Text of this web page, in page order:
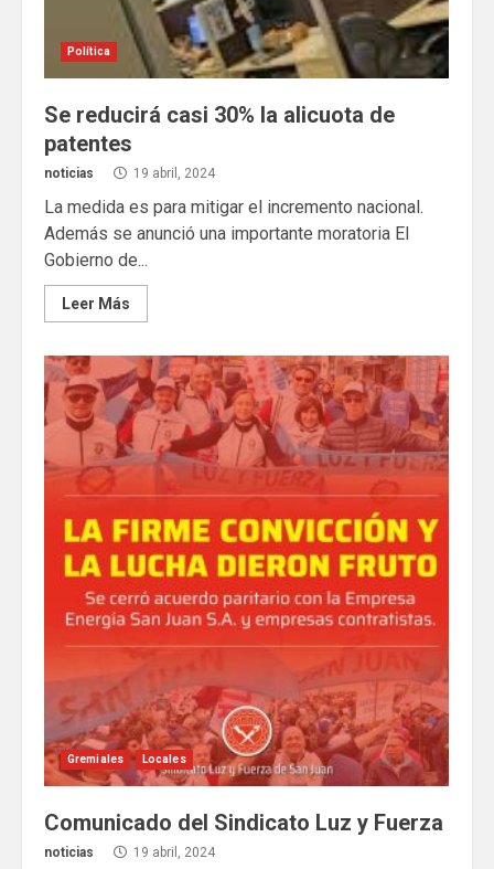
Política
Se reducirá casi 30% la alicuota de
patentes
noticias 19 abril, 2024
La medida es para mitigar el incremento nacional.
Además se anunció una importante moratoria El
Gobierno de...
Leer Más
Gremiales Locales
Comunicado del Sindicato Luz y Fuerza
noticias 19 abril, 2024